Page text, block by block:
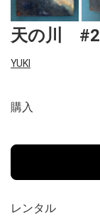
天の川 #2
YUKI
購入
レンタル